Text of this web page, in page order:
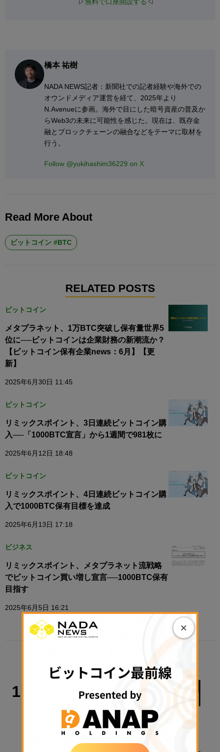
▷無料で口座開設する ◁
橋本 祐樹
NADA NEWS記者：新聞社での記者経験や海外での
オウンドメディア運営を経て、2025年より
N.Avenueに参画。海外で目にした暗号資産の普及か
らWeb3の未来に可能性を感じた。現在は、既存金
融とブロックチェーンの融合などをテーマに取材を
行う。
Follow @yukihashim36229 on X
Read More About
ビットコイン #BTC
RELATED POSTS
ビットコイン
メタプラネット、1万BTC突破し保有量世界5
位に──ビットコインは企業財務の新潮流か？
【ビットコイン保有企業news：6月】【更
新】
2025年6月30日 11:45
ビットコイン
リミックスポイント、3日連続ビットコイン購
入──「1000BTC宣言」から1週間で981枚に
2025年6月12日 18:48
ビットコイン
リミックスポイント、4日連続ビットコイン購
入で1000BTC保有目標を達成
2025年6月13日 17:18
ビジネス
リミックスポイント、メタプラネット流戦略
でビットコイン買い増し宣言──1000BTC保有
目指す
2025年6月5日 16:21
TRENDING
1
警察庁、すべての暗号資産交換業者に
出庫制限強化を要請
2026年8月6日 20:10
×